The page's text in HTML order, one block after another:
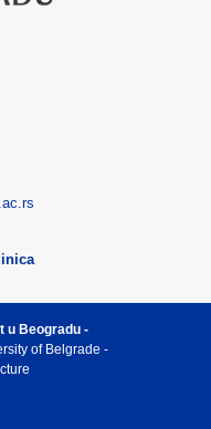
u Beogradu -
of Belgrade -